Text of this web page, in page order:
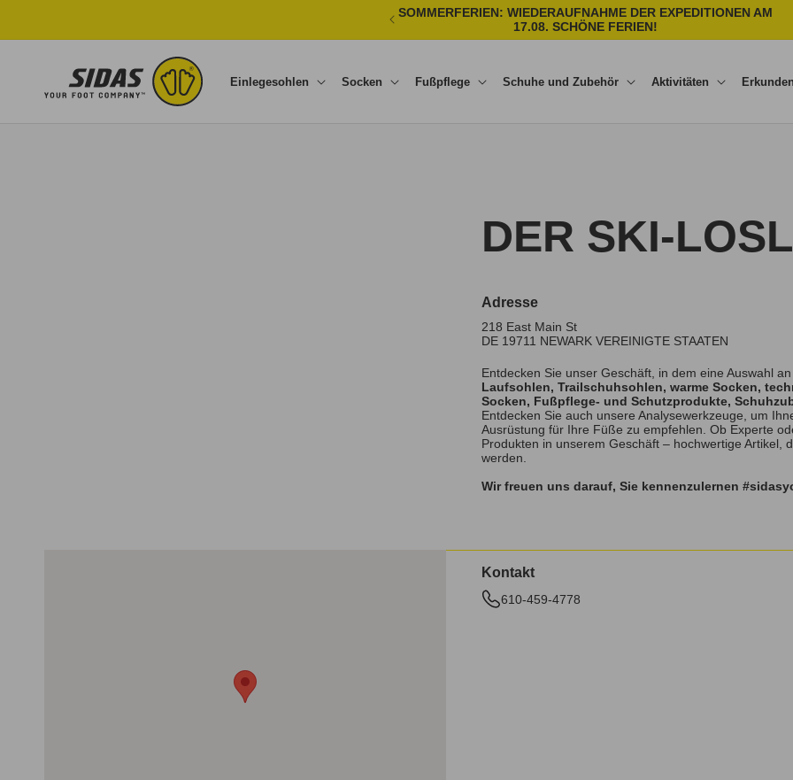
SOMMERFERIEN: WIEDERAUFNAHME DER EXPEDITIONEN AM
17.08. SCHÖNE FERIEN!
Einlegesohlen Socken Fußpflege Schuhe und Zubehör Aktivitäten Erkunden
DER SKI-
Adresse
218 East Main St
DE 19711 NEWARK VEREINIGTE STAATEN
Entdecken Sie unser Geschäft, in dem eine Auswahl
Laufsohlen, Trailschuhsohlen, warme Socken,
Socken, Fußpflege- und Schutzprodukte,
Entdecken Sie auch unsere Analysewerkzeuge, um
Ausrüstung für Ihre Füße zu empfehlen. Ob Experte
Produkten in unserem Geschäft – hochwertige Artikel,
werden.
Wir freuen uns darauf, Sie kennenzulernen
Kontakt
610-459-4778